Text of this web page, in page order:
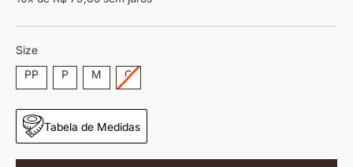
Size
PP
P M G
Tabela de Medidas